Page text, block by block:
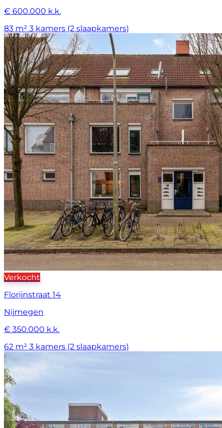
€ 600.000 k.k.
83 m² 3 kamers (2 slaapkamers)
Verkocht
Florijnstraat 14
Nijmegen
€ 350.000 k.k.
62 m² 3 kamers (2 slaapkamers)